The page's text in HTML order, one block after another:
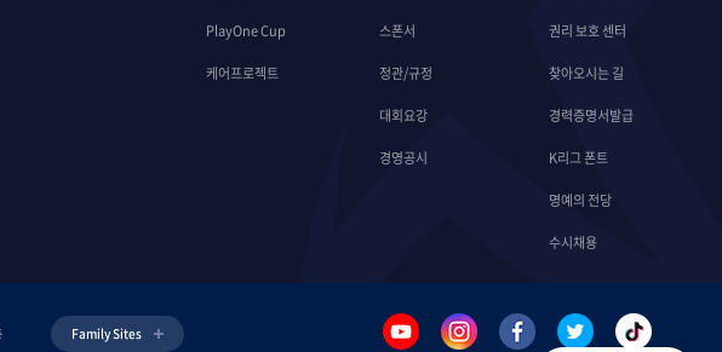
PlayOne Cup
케어프로젝트
스폰서
정관/규정
대회요강
경영공시
권리 보호 센터
찾아오시는 길
경력증명서발급
K리그 폰트
명예의 전당
수시채용
Family Sites